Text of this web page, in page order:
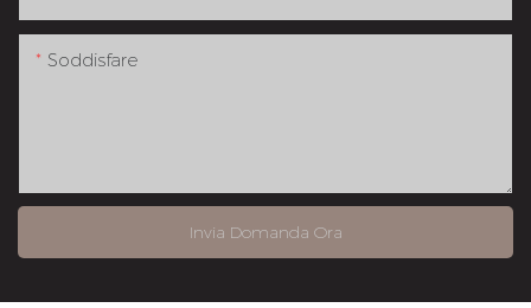
Soddisfare
Invia Domanda Ora